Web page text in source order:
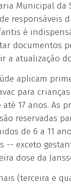
Municipal da
responsáveis
é
documentos
a atualização
aplicam
para
17 anos. As
reservadas
de 6 a 11
-- exceto
dose da
(terceira e